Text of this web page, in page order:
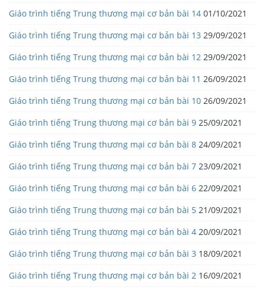
Giáo trình tiếng Trung thương mại cơ bản bài 14 01/10/2021
Giáo trình tiếng Trung thương mại cơ bản bài 13 29/09/2021
Giáo trình tiếng Trung thương mại cơ bản bài 12 29/09/2021
Giáo trình tiếng Trung thương mại cơ bản bài 11 26/09/2021
Giáo trình tiếng Trung thương mại cơ bản bài 10 26/09/2021
Giáo trình tiếng Trung thương mại cơ bản bài 9 25/09/2021
Giáo trình tiếng Trung thương mại cơ bản bài 8 24/09/2021
Giáo trình tiếng Trung thương mại cơ bản bài 7 23/09/2021
Giáo trình tiếng Trung thương mại cơ bản bài 6 22/09/2021
Giáo trình tiếng Trung thương mại cơ bản bài 5 21/09/2021
Giáo trình tiếng Trung thương mại cơ bản bài 4 20/09/2021
Giáo trình tiếng Trung thương mại cơ bản bài 3 18/09/2021
Giáo trình tiếng Trung thương mại cơ bản bài 2 16/09/2021